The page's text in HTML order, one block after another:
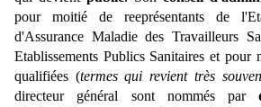
pour moitié de reeprésentants de
d'Assurance Maladie des Travailleurs
Etablissements Publics Sanitaires et pour
qualifiées (termes qui revient très
directeur général sont nommés par